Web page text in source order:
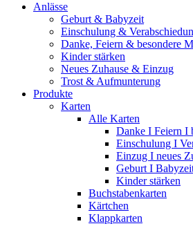
Anlässe
Geburt & Babyzeit
Einschulung &
Danke, Feiern & besondere
Kinder stärken
Neues Zuhause & Einzug
Trost & Aufmunterung
Produkte
Karten
Alle Karten
Danke I Feiern I
Einschulung I
Einzug I neues
Geburt I
Kinder stärken
Buchstabenkarten
Kärtchen
Klappkarten